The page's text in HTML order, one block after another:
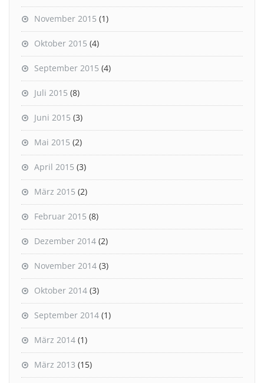
November 2015 (1)
Oktober 2015 (4)
September 2015 (4)
Juli 2015 (8)
Juni 2015 (3)
Mai 2015 (2)
April 2015 (3)
März 2015 (2)
Februar 2015 (8)
Dezember 2014 (2)
November 2014 (3)
Oktober 2014 (3)
September 2014 (1)
März 2014 (1)
März 2013 (15)